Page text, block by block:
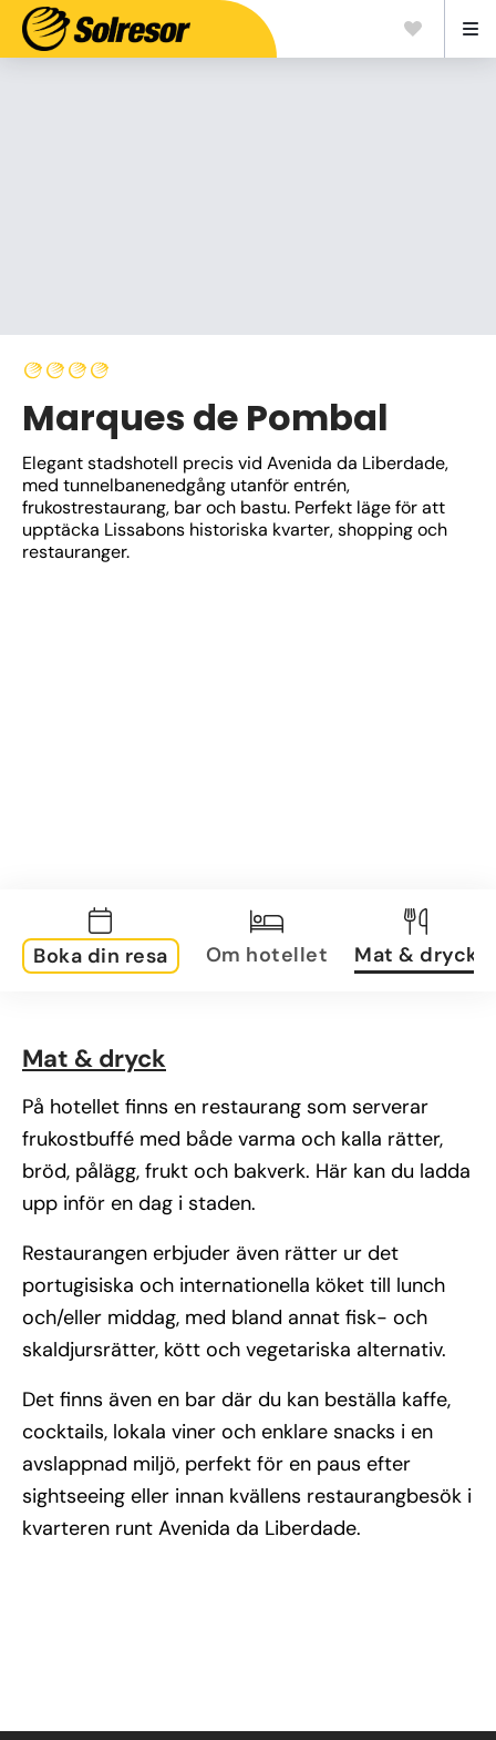
Marques de Pombal
Elegant stadshotell precis vid Avenida da Liberdade,
med tunnelbanenedgång utanför entrén,
frukostrestaurang, bar och bastu. Perfekt läge för att
upptäcka Lissabons historiska kvarter, shopping och
restauranger.
Boka din resa Om hotellet Mat & dryck
Mat & dryck
På hotellet finns en restaurang som serverar
frukostbuffé med både varma och kalla rätter,
bröd, pålägg, frukt och bakverk. Här kan du ladda
upp inför en dag i staden.
Restaurangen erbjuder även rätter ur det
portugisiska och internationella köket till lunch
och/eller middag, med bland annat fisk- och
skaldjursrätter, kött och vegetariska alternativ.
Det finns även en bar där du kan beställa kaffe,
cocktails, lokala viner och enklare snacks i en
avslappnad miljö, perfekt för en paus efter
sightseeing eller innan kvällens restaurangbesök i
kvarteren runt Avenida da Liberdade.